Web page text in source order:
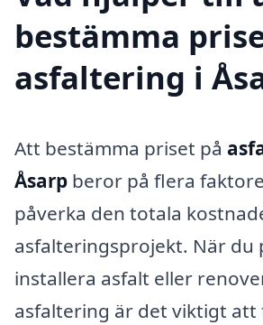
bestämma
asfaltering i
Att bestämma priset på
Åsarp beror på flera
påverka den totala
asfalteringsprojekt. När du
installera asfalt eller
asfaltering är det viktigt att